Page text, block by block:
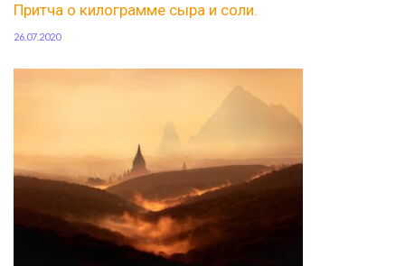
Притча о килограмме сыра и соли.
26.07.2020